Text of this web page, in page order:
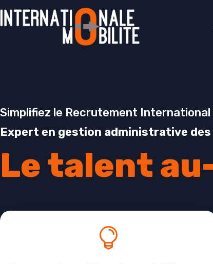
Simplifiez le Recrutement
Expert en gestion administrative
Le talent
